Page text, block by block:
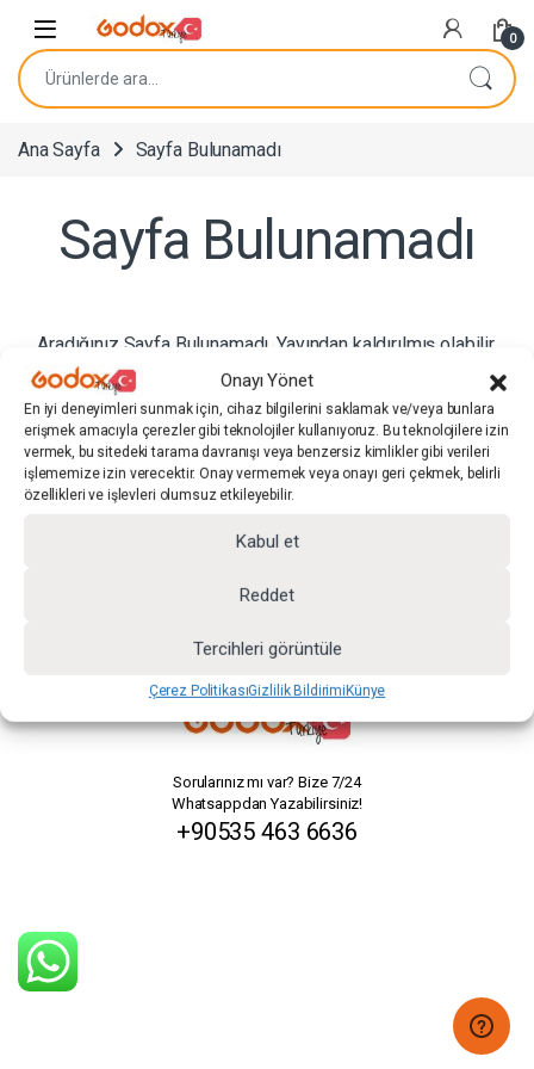
Onayı Yönet
En iyi deneyimleri sunmak için, cihaz bilgilerini saklamak ve/veya bunlara
erişmek amacıyla çerezler gibi teknolojiler kullanıyoruz. Bu teknolojilere izin
vermek, bu sitedeki tarama davranışı veya benzersiz kimlikler gibi verileri
işlememize izin verecektir. Onay vermemek veya onayı geri çekmek, belirli
özellikleri ve işlevleri olumsuz etkileyebilir.
Kabul et
Reddet
Tercihleri görüntüle
Çerez PolitikasıGizlilik BildirimiKünye
0
Ara:
Ana Sayfa Sayfa Bulunamadı
Sayfa Bulunamadı
Aradığınız Sayfa Bulunamadı. Yayından kaldırılmış olabilir.
Arama panelinden ilgili ürünü veya sayfayı arayabilirsiniz.
Hızlı Bağlantılar
Sorularınız mı var? Bize 7/24
Whatsappdan Yazabilirsiniz!
+90535 463 6636